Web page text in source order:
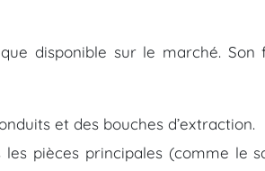
disponible sur le marché.
et des bouches d’extraction.
pièces principales (comme le